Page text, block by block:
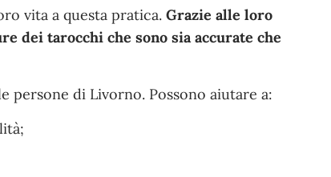
vita a questa pratica.Grazie alle loro
dei tarocchi che sono sia accurate che
di Livorno. Possono aiutare a: